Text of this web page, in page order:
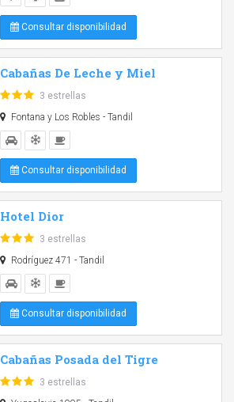
Consultar disponibilidad
Cabañas De Leche y Miel
3 estrellas
Fontana y Los Robles - Tandil
Consultar disponibilidad
Hotel Dior
3 estrellas
Rodríguez 471 - Tandil
Consultar disponibilidad
Cabañas Posada del Tigre
3 estrellas